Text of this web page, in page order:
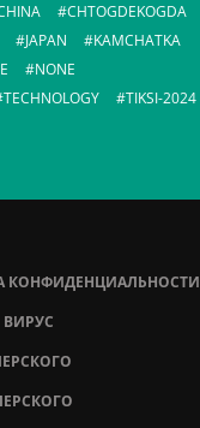
CHTOGDEKOGDA
JAPAN
KAMCHATKA
NONE
TECHNOLOGY
TIKSI-2024
КОНФИДЕНЦИАЛЬНОСТИ